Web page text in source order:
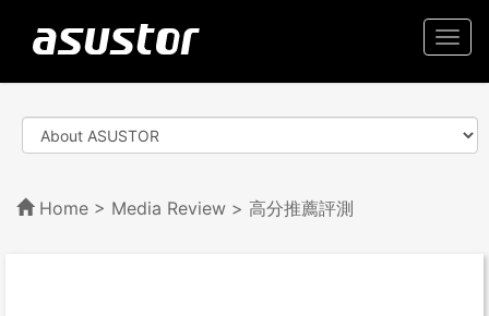
Home > Media Review > 高分推薦評測